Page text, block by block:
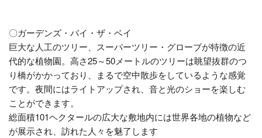
〇ガーデンズ・バイ・ザ・ベイ
巨大な人工のツリー、スーパーツリー・グローブが特徴の近
代的な植物園。高さ25～50メートルのツリーは眺望抜群のつ
り橋がかかっており、まるで空中散歩をしているような感覚
です。夜間にはライトアップされ、音と光のショーを楽しむ
ことができます。
総面積101ヘクタールの広大な敷地内には世界各地の植物など
が展示され、訪れた人々を魅了します